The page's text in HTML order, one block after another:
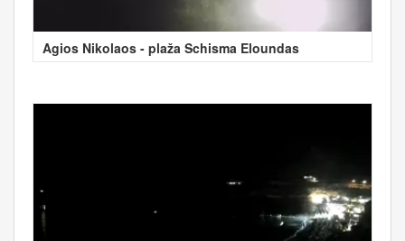
Agios Nikolaos - plaža Schisma Eloundas